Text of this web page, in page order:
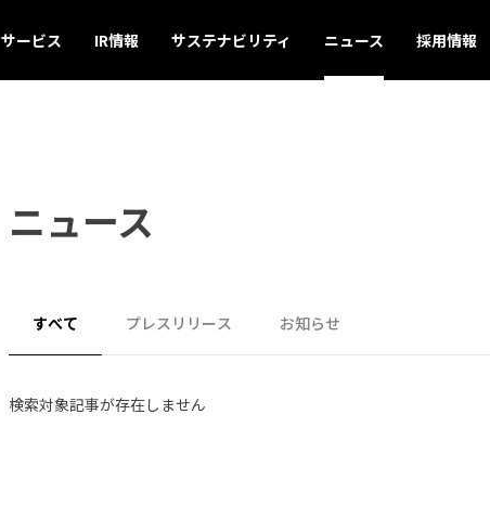
サービス IR情報 サステナビリティ ニュース 採用情報
ニュース
すべて プレスリリース お知らせ
検索対象記事が存在しません